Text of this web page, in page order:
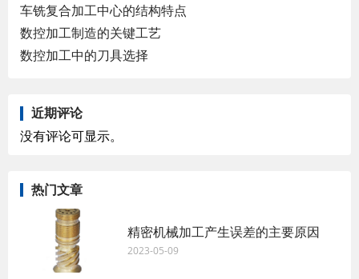
车铣复合加工中心的结构特点
数控加工制造的关键工艺
数控加工中的刀具选择
近期评论
没有评论可显示。
热门文章
精密机械加工产生误差的主要原因
2023-05-09